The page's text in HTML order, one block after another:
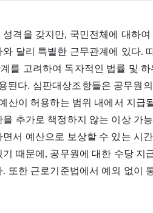
격을 갖지만, 국민전체에 대하
달리 특별한 근무관계에 있다.
를 고려하여 독자적인 법률 및
된다. 심판대상조항들은 공무원
산이 허용하는 범위 내에서 지급
추가로 책정하지 않는 이상 가
서 예산으로 보상할 수 있는 시
때문에, 공무원에 대한 수당 지
또한 근로기준법에서 예외 없이